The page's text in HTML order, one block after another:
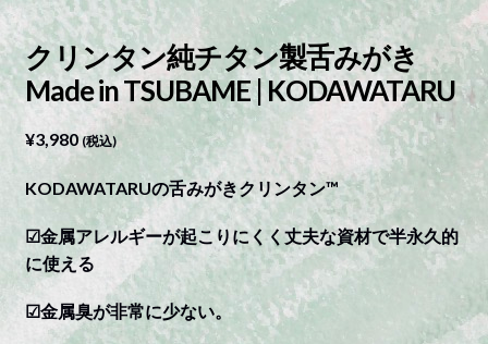
クリンタン純チタン製舌みがき
Made in TSUBAME | KODAWATARU
¥3,980 (税込)
KODAWATARUの舌みがきクリンタン™
☑︎金属アレルギーが起こりにくく丈夫な資材で半永久的
に使える
☑︎金属臭が非常に少ない。